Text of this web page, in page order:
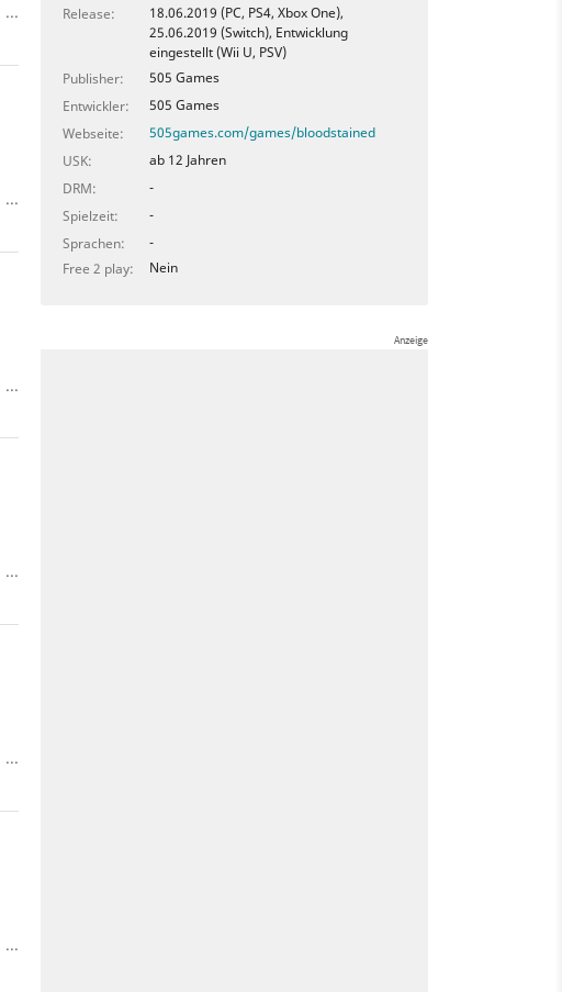
Release:
18.06.2019 (PC, PS4, Xbox One),
25.06.2019 (Switch), Entwicklung
eingestellt (Wii U, PSV)
Publisher:
505 Games
Entwickler:
505 Games
Webseite:
505games.com/games/bloodstained
USK:
ab 12 Jahren
DRM:
-
Spielzeit:
-
Sprachen:
-
Free 2 play:
Nein